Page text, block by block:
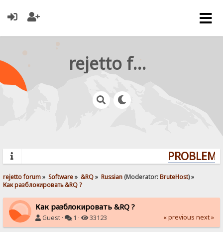
rejetto forum
rejetto forum» Software» &RQ» Russian (Moderator:BruteHost) »
Как разблокировать &RQ ?
Как разблокировать &RQ ?
Guest · 1 · 33123 « previous next »